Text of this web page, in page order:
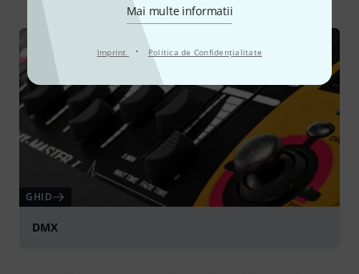
Mai multe informatii
Imprint · Politica de Confidenţialitate
GHID
DMX